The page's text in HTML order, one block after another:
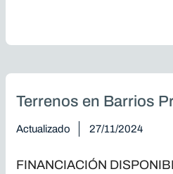
LEADS
Terrenos en Barrios
Actualizado 27/11/2024
FINANCIACIÓN